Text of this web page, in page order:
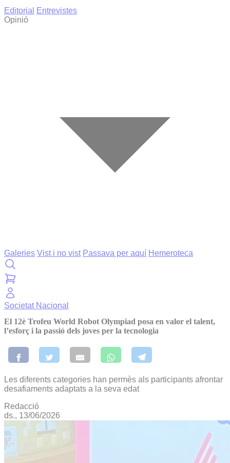
Editorial
Entrevistes
Opinió
Galeries Vist i no vist Passava per aquí Hemeroteca
Societat Nacional
El 12è Trofeu World Robot Olympiad posa en valor el talent,
l’esforç i la passió dels joves per la tecnologia
Les diferents categories han permès als participants afrontar
desafiaments adaptats a la seva edat
Redacció
ds., 13/06/2026